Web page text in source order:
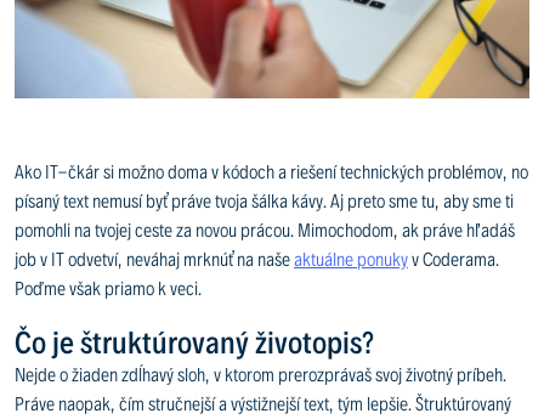
Ako IT-čkár si možno doma v kódoch a riešení technických problémov, no
písaný text nemusí byť práve tvoja šálka kávy. Aj preto sme tu, aby sme ti
pomohli na tvojej ceste za novou prácou. Mimochodom, ak práve hľadáš
job v IT odvetví, neváhaj mrknúť na našeaktuálne ponukyv Coderama.
Poďme však priamo k veci.
Čo je štruktúrovaný životopis?
Nejde o žiaden zdĺhavý sloh, v ktorom prerozprávaš svoj životný príbeh.
Práve naopak, čím stručnejší a výstižnejší text, tým lepšie. Štruktúrovaný